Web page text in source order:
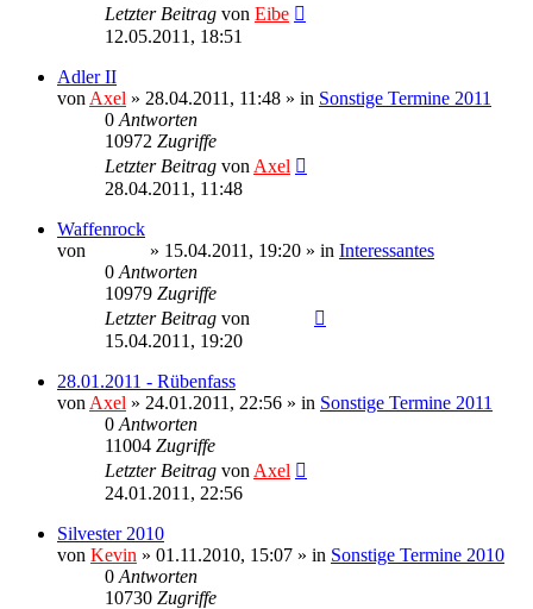
Letzter Beitrag von Eibe
12.05.2011, 18:51
Adler II
von Axel » 28.04.2011, 11:48 » in Sonstige Termine 2011
0 Antworten
10972 Zugriffe
Letzter Beitrag von Axel
28.04.2011, 11:48
Waffenrock
von
» 15.04.2011, 19:20 » in Interessantes
0 Antworten
10979 Zugriffe
Letzter Beitrag von
15.04.2011, 19:20
28.01.2011 - Rübenfass
von Axel » 24.01.2011, 22:56 » in Sonstige Termine 2011
0 Antworten
11004 Zugriffe
Letzter Beitrag von Axel
24.01.2011, 22:56
Silvester 2010
von Kevin » 01.11.2010, 15:07 » in Sonstige Termine 2010
0 Antworten
10730 Zugriffe